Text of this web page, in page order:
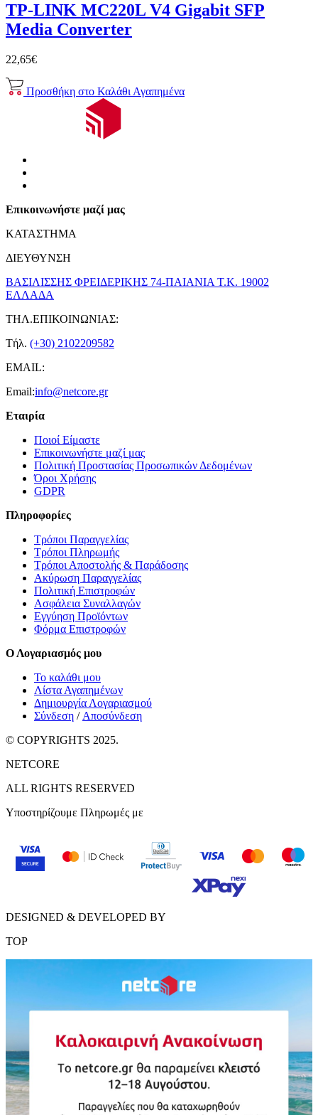
TP-LINK MC220L V4 Gigabit SFP
Media Converter
22,65€
Προσθήκη στο Καλάθι Αγαπημένα
Επικοινωνήστε μαζί μας
ΚΑΤΑΣΤΗΜΑ
ΔΙΕΥΘΥΝΣΗ
ΒΑΣΙΛΙΣΣΗΣ ΦΡΕΙΔΕΡΙΚΗΣ 74-ΠΑΙΑΝΙΑ Τ.Κ. 19002
ΕΛΛΑΔΑ
ΤΗΛ.ΕΠΙΚΟΙΝΩΝΙΑΣ:
Τήλ. (+30) 2102209582
EMAIL:
Email:info@netcore.gr
Εταιρία
Ποιοί Είμαστε
Επικοινωνήστε μαζί μας
Πολιτική Προστασίας Προσωπικών Δεδομένων
Όροι Χρήσης
GDPR
Πληροφορίες
Τρόποι Παραγγελίας
Τρόποι Πληρωμής
Τρόποι Αποστολής & Παράδοσης
Ακύρωση Παραγγελίας
Πολιτική Επιστροφών
Ασφάλεια Συναλλαγών
Εγγύηση Προϊόντων
Φόρμα Επιστροφών
Ο Λογαριασμός μου
Το καλάθι μου
Λίστα Αγαπημένων
Δημιουργία Λογαριασμού
Σύνδεση / Αποσύνδεση
© COPYRIGHTS 2025.
NETCORE
ALL RIGHTS RESERVED
Υποστηρίζουμε Πληρωμές με
DESIGNED & DEVELOPED BY
TOP